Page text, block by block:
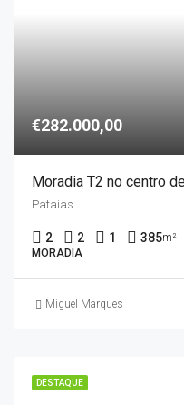
€282.000,00
Pataias
2 2 1 385m²
MORADIA
Miguel Marques
DESTAQUE